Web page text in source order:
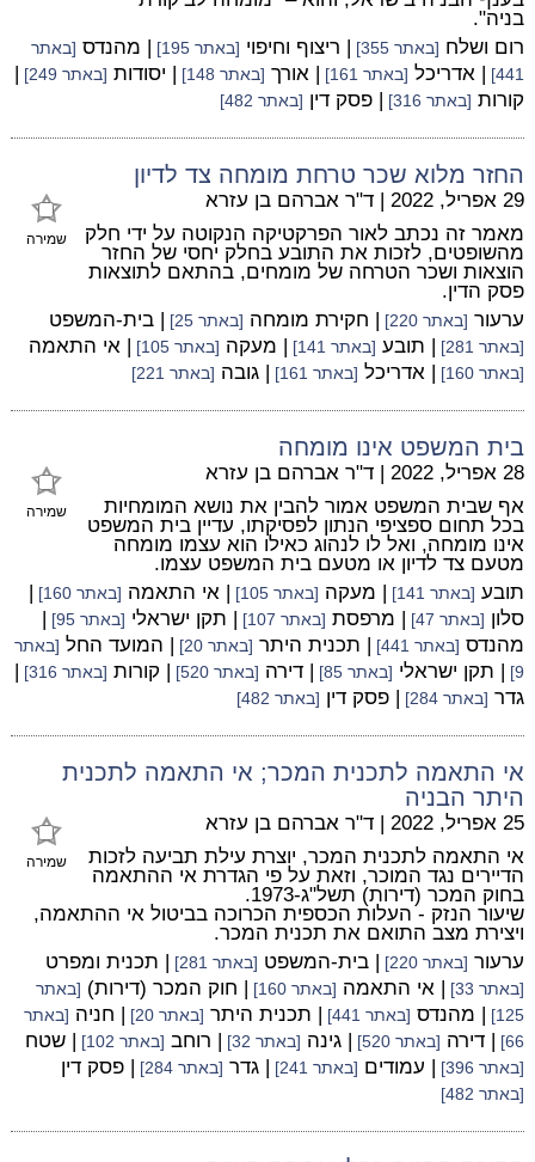
בניה".
רום ושלח [באתר 355] | ריצוף וחיפוי [באתר 195] | מהנדס [באתר
441]
| אדריכל [באתר 161] | אורך [באתר 148] | יסודות [באתר 249]
|
קורות [באתר 316] | פסק דין [באתר 482]
החזר מלוא שכר טרחת מומחה צד לדיון
שמירה
29 אפריל, 2022 | ד"ר אברהם בן עזרא
מאמר זה נכתב לאור הפרקטיקה הנקוטה על ידי חלק
מהשופטים, לזכות את התובע בחלק יחסי של החזר
הוצאות ושכר הטרחה של מומחים, בהתאם לתוצאות
פסק הדין.
ערעור [באתר 220] | חקירת מומחה [באתר 25] | בית-המשפט
[באתר 281] | תובע [באתר 141] | מעקה [באתר 105] | אי התאמה
[באתר 160] | אדריכל [באתר 161] | גובה [באתר 221]
בית המשפט אינו מומחה
שמירה
28 אפריל, 2022 | ד"ר אברהם בן עזרא
אף שבית המשפט אמור להבין את נושא המומחיות
בכל תחום ספציפי הנתון לפסיקתו, עדיין בית המשפט
אינו מומחה, ואל לו לנהוג כאילו הוא עצמו מומחה
מטעם צד לדיון או מטעם בית המשפט עצמו.
תובע [באתר 141] | מעקה [באתר 105] | אי התאמה [באתר 160]
|
סלון [באתר 47] | מרפסת [באתר 107] | תקן ישראלי [באתר 95]
|
מהנדס [באתר 441] | תכנית היתר [באתר 20] | המועד החל [באתר
9]
| תקן ישראלי [באתר 85] | דירה [באתר 520] | קורות [באתר 316]
|
גדר [באתר 284] | פסק דין [באתר 482]
אי התאמה לתכנית המכר; אי התאמה לתכנית
היתר הבניה
שמירה
25 אפריל, 2022 | ד"ר אברהם בן עזרא
אי התאמה לתכנית המכר, יוצרת עילת תביעה לזכות
הדיירים נגד המוכר, וזאת על פי הגדרת אי ההתאמה
בחוק המכר (דירות) תשל"ג-1973.
שיעור הנזק - העלות הכספית הכרוכה בביטול אי ההתאמה,
ויצירת מצב התואם את תכנית המכר.
ערעור [באתר 220] | בית-המשפט [באתר 281] | תכנית ומפרט
[באתר 33] | אי התאמה [באתר 160] | חוק המכר (דירות) [באתר
125]
| מהנדס [באתר 441] | תכנית היתר [באתר 20] | חניה [באתר
66]
| דירה [באתר 520] | גינה [באתר 32] | רוחב [באתר 102] | שטח
[באתר 396] | עמודים [באתר 241] | גדר [באתר 284] | פסק דין
[באתר 482]